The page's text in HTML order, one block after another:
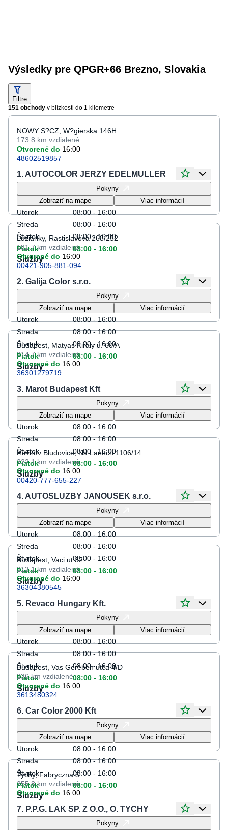
Výsledky pre QPGR+66 Brezno, Slovakia
Filtre
151 obchody v blízkosti do 1 kilometre
NOWY S?CZ, W?gierska 146H
173.8 km vzdialené
Otvorené do 16:00
48602519857
1. AUTOCOLOR JERZY EDELMULLER
Pondelok
08:00 - 16:00
Utorok
08:00 - 16:00
Streda
08:00 - 16:00
Štvrtok
08:00 - 16:00
Piatok
08:00 - 16:00
Služby
Pokyny
Zobraziť na mape
Viac informácií
Luzianky, Rastislavova 268/252
181.7 km vzdialené
Otvorené do 16:00
00421-905-881-094
2. Galija Color s.r.o.
Pondelok
08:00 - 16:00
Utorok
08:00 - 16:00
Streda
08:00 - 16:00
Štvrtok
08:00 - 16:00
Piatok
08:00 - 16:00
Služby
Pokyny
Zobraziť na mape
Viac informácií
Budapest, Matyas Kiraly u. 60/A
214.7 km vzdialené
Otvorené do 16:00
36301279719
3. Marot Budapest Kft
Pondelok
08:00 - 16:00
Utorok
08:00 - 16:00
Streda
08:00 - 16:00
Štvrtok
08:00 - 16:00
Piatok
08:00 - 16:00
Služby
Pokyny
Zobraziť na mape
Viac informácií
Havirov Bludovice, Na Lanech 1106/14
222.1 km vzdialené
Otvorené do 16:00
00420-777-655-227
4. AUTOSLUZBY JANOUSEK s.r.o.
Pondelok
08:00 - 16:00
Utorok
08:00 - 16:00
Streda
08:00 - 16:00
Štvrtok
08:00 - 16:00
Piatok
08:00 - 16:00
Služby
Pokyny
Zobraziť na mape
Viac informácií
Budapest, Vaci ut 32.
213.1 km vzdialené
Otvorené do 16:00
36304380545
5. Revaco Hungary Kft.
Pondelok
08:00 - 16:00
Utorok
08:00 - 16:00
Streda
08:00 - 16:00
Štvrtok
08:00 - 16:00
Piatok
08:00 - 16:00
Služby
Pokyny
Zobraziť na mape
Viac informácií
Budapest, Vas Gereben utca 4/D
236 km vzdialené
Otvorené do 16:00
3613480324
6. Car Color 2000 Kft
Pondelok
08:00 - 16:00
Utorok
08:00 - 16:00
Streda
08:00 - 16:00
Štvrtok
08:00 - 16:00
Piatok
08:00 - 16:00
Služby
Pokyny
Zobraziť na mape
Viac informácií
Tychy, Fabryczna 5
255.8 km vzdialené
Otvorené do 16:00
7. P.P.G. LAK SP. Z O.O., O. TYCHY
Pokyny